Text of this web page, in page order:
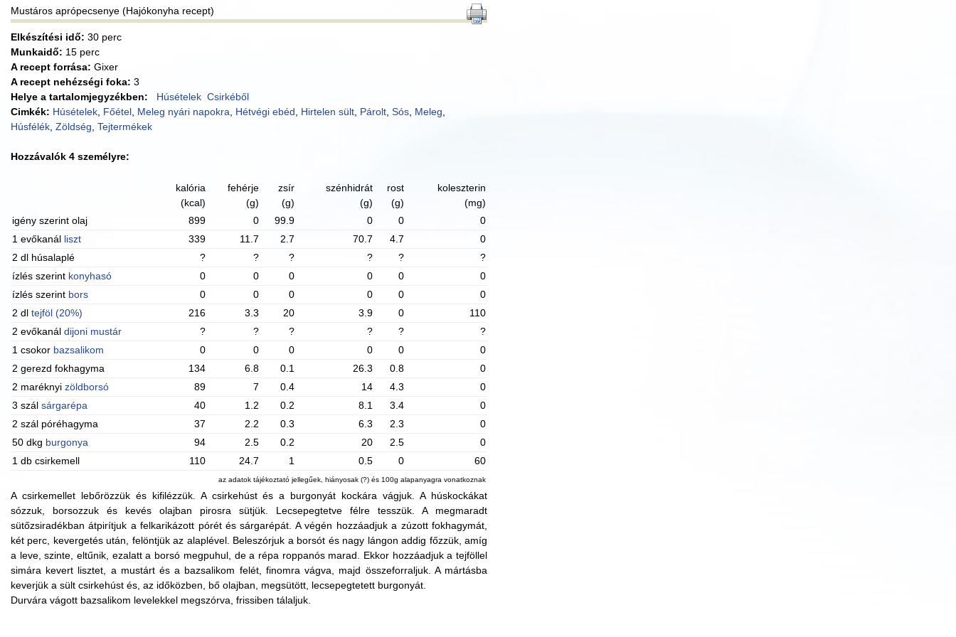
Mustáros aprópecsenye (Hajókonyha recept)
Elkészítési idő: 30 perc
Munkaidő: 15 perc
A recept forrása: Gixer
A recept nehézségi foka: 3
Helye a tartalomjegyzékben:
Húsételek Csirkéből
Cimkék: Húsételek Főétel Meleg nyári napokra Hétvégi ebéd Hirtelen sült Párolt Sós Meleg
Húsfélék Zöldség Tejtermékek
Hozzávalók 4 személyre:
kalória
(kcal)
fehérje
(g)
zsír
(g)
szénhidrát
(g)
rost
(g)
koleszterin
(mg)
igény szerint olaj
899 0 99.9 0 0
0
1 evőkanál liszt 339 11.7 2.7 70.7 4.7
0
2 dl húsalaplé
? ? ? ? ?
?
ízlés szerint konyhasó 0 0 0 0 0
0
ízlés szerint bors 0 0 0 0 0
0
2 dl tejföl (20%) 216 3.3 20 3.9 0
110
2 evőkanál dijoni mustár ? ? ? ? ?
?
1 csokor bazsalikom 0 0 0 0 0
0
2 gerezd fokhagyma
134 6.8 0.1 26.3 0.8
0
2 maréknyi zöldborsó 89 7 0.4 14 4.3
0
3 szál sárgarépa 40 1.2 0.2 8.1 3.4
0
2 szál póréhagyma
37 2.2 0.3 6.3 2.3
0
50 dkg burgonya 94 2.5 0.2 20 2.5
0
1 db csirkemell
110 24.7 1 0.5 0 60
az adatok tájékoztató jellegűek, hiányosak (?) és 100g alapanyagra vonatkoznak
A csirkemellet lebőrözzük és kifilézzük. A csirkehúst és a burgonyát kockára vágjuk. A húskockákat
sózzuk, borsozzuk és kevés olajban pirosra sütjük. Lecsepegtetve félre tesszük. A megmaradt
sütőzsiradékban átpirítjuk a felkarikázott pórét és sárgarépát. A végén hozzáadjuk a zúzott fokhagymát,
két perc, kevergetés után, felöntjük az alaplével. Beleszórjuk a borsót és nagy lángon addig főzzük, amíg
a leve, szinte, eltűnik, ezalatt a borsó megpuhul, de a répa roppanós marad. Ekkor hozzáadjuk a tejföllel
simára kevert lisztet, a mustárt és a bazsalikom felét, finomra vágva, majd összeforraljuk. A mártásba
keverjük a sült csirkehúst és, az időközben, bő olajban, megsütött, lecsepegtetett burgonyát.
Durvára vágott bazsalikom levelekkel megszórva, frissiben tálaljuk.